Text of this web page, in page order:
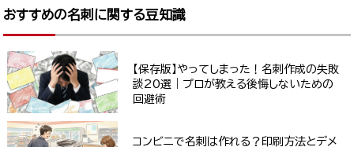
おすすめの名刺に関する豆知識
【保存版】やってしまった！名刺作成の失敗
談20選｜プロが教える後悔しないための
回避術
コンビニで名刺は作れる？印刷方法とデメ